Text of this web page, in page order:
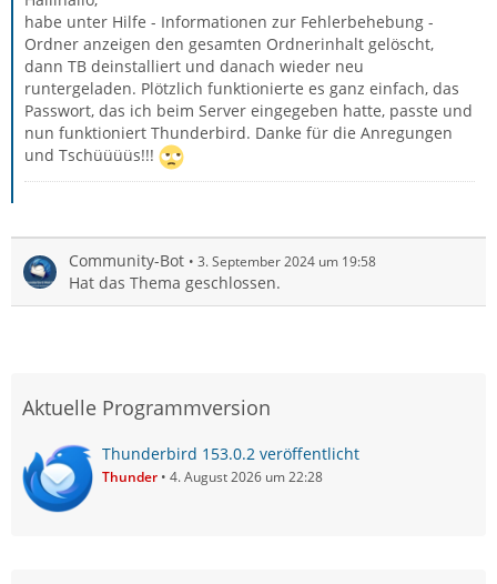
habe unter Hilfe - Informationen zur Fehlerbehebung -
Ordner anzeigen den gesamten Ordnerinhalt gelöscht,
dann TB deinstalliert und danach wieder neu
runtergeladen. Plötzlich funktionierte es ganz einfach, das
Passwort, das ich beim Server eingegeben hatte, passte und
nun funktioniert Thunderbird. Danke für die Anregungen
und Tschüüüüs!!!
Community-Bot 3. September 2024 um 19:58
Hat das Thema geschlossen.
Aktuelle Programmversion
Thunderbird 153.0.2 veröffentlicht
Thunder 4. August 2026 um 22:28